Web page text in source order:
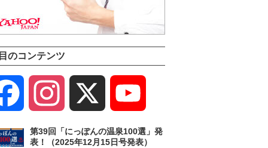
のコンテンツ
Facebook Instagram
Channel
第39回「にっぽんの温泉100選」発
表！（2025年12月15日号発表）